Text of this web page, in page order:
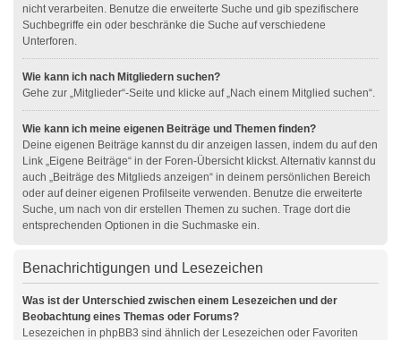
nicht verarbeiten. Benutze die erweiterte Suche und gib spezifischere
Suchbegriffe ein oder beschränke die Suche auf verschiedene
Unterforen.
Wie kann ich nach Mitgliedern suchen?
Gehe zur „Mitglieder“-Seite und klicke auf „Nach einem Mitglied suchen“.
Wie kann ich meine eigenen Beiträge und Themen finden?
Deine eigenen Beiträge kannst du dir anzeigen lassen, indem du auf den
Link „Eigene Beiträge“ in der Foren-Übersicht klickst. Alternativ kannst du
auch „Beiträge des Mitglieds anzeigen“ in deinem persönlichen Bereich
oder auf deiner eigenen Profilseite verwenden. Benutze die erweiterte
Suche, um nach von dir erstellen Themen zu suchen. Trage dort die
entsprechenden Optionen in die Suchmaske ein.
Benachrichtigungen und Lesezeichen
Was ist der Unterschied zwischen einem Lesezeichen und der
Beobachtung eines Themas oder Forums?
Lesezeichen in phpBB3 sind ähnlich der Lesezeichen oder Favoriten